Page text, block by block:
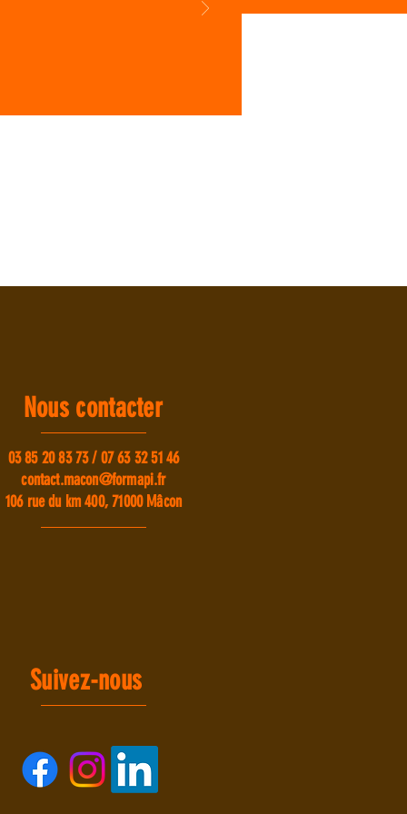
Nous contacter
03 85 20 83 73 / 07 63 32 51 46
contact.macon@formapi.fr
106 rue du km 400, 71000 Mâcon
Suivez-nous